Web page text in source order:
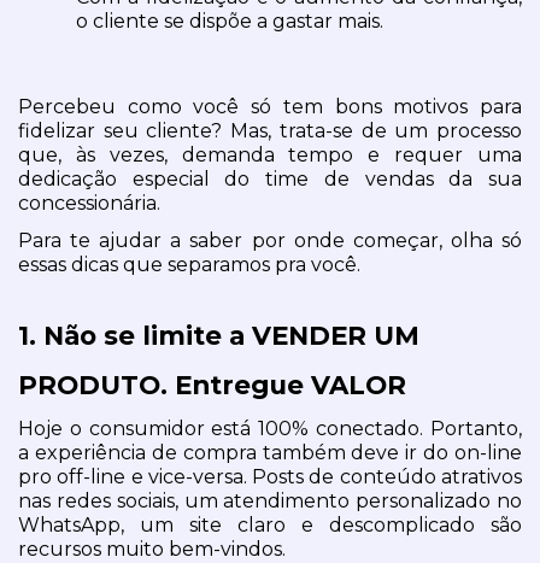
o cliente se dispõe a gastar mais.
Percebeu como você só tem bons motivos para
fidelizar seu cliente? Mas, trata-se de um processo
que, às vezes, demanda tempo e requer uma
dedicação especial do time de vendas da sua
concessionária.
Para te ajudar a saber por onde começar, olha só
essas dicas que separamos pra você.
1. Não se limite a VENDER UM
PRODUTO. Entregue VALOR
Hoje o consumidor está 100% conectado. Portanto,
a experiência de compra também deve ir do on-line
pro off-line e vice-versa. Posts de conteúdo atrativos
nas redes sociais, um atendimento personalizado no
WhatsApp, um site claro e descomplicado são
recursos muito bem-vindos.